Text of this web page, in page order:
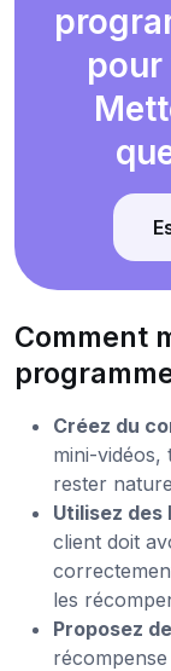
pour
Comment
Créez du
mini-
rester
Utilisez des
client doit
les
Proposez